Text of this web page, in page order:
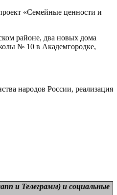
«Семейные ценности и
районе, два новых дома
№ 10 в Академгородке,
народов России, реализация
и Телеграмм) и социальные